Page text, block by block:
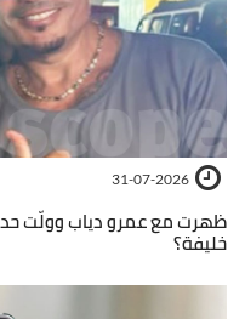
31-07-2026
ظهرت مع عمرو دياب وولّت
خليفة؟